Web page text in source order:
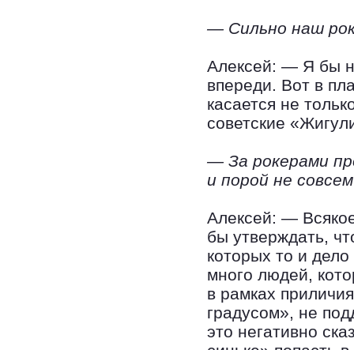
— Сильно наш
Алексей: — Я бы
впереди. Вот в
касается не
советские
— За рокерами
и порой не
Алексей: —
бы утверждать,
которых то и
много людей,
в рамках
градусом», не
это негативно